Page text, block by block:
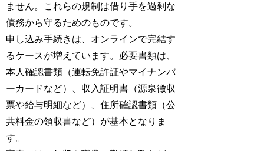
ません。これらの規制は借り手を過剰な
債務から守るためのものです。
申し込み手続きは、オンラインで完結す
るケースが増えています。必要書類は、
本人確認書類（運転免許証やマイナンバ
ーカードなど）、収入証明書（源泉徴収
票や給与明細など）、住所確認書類（公
共料金の領収書など）が基本となりま
す。